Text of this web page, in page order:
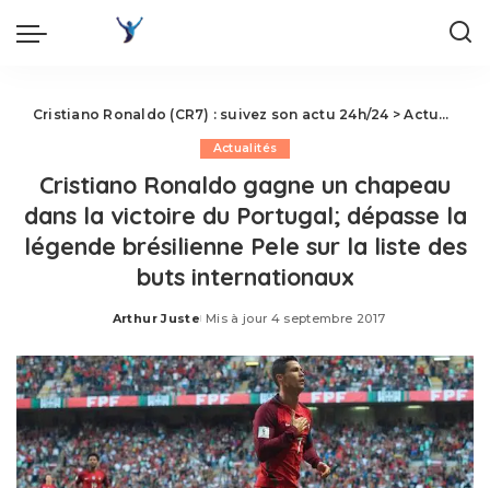
Cristiano Ronaldo (CR7) : suivez son actu 24h/24 >Actualités
Actualités
Cristiano Ronaldo gagne un chapeau
dans la victoire du Portugal; dépasse la
légende brésilienne Pele sur la liste des
buts internationaux
Posted
Arthur Juste Mis à jour 4 septembre 2017